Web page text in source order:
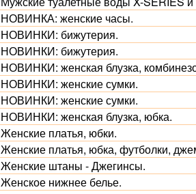
НОВИНКА: женские часы.
НОВИНКИ: бижутерия.
НОВИНКИ: бижутерия.
НОВИНКИ: женская блузка,
НОВИНКИ: женские сумки.
НОВИНКИ: женские сумки.
НОВИНКИ: женская блузка, юбка.
Женские платья, юбки.
Женские платья, юбка, футболки,
Женские штаны - Джегинсы.
Женское нижнее белье.